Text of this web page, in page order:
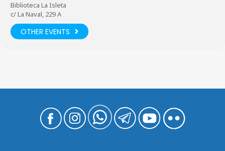
Biblioteca La Isleta
c/ La Naval, 229 A
OTHER EVENTS